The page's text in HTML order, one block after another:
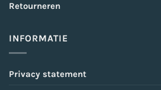
Retourneren
INFORMATIE
Privacy statement